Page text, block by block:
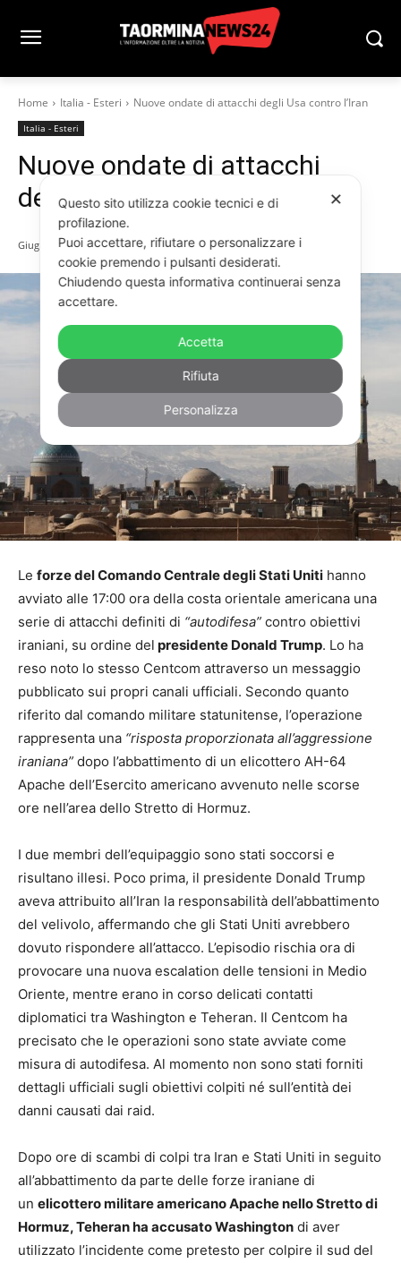
Home Italia - Esteri Nuove ondate di attacchi degli Usa contro l’Iran
Italia - Esteri
Nuove ondate di attacchi
degli Usa contro l’Iran
Giugno 10, 2026
Le forze del Comando Centrale degli Stati Uniti hanno
avviato alle 17:00 ora della costa orientale americana una
serie di attacchi definiti di “autodifesa” contro obiettivi
iraniani, su ordine del presidente Donald Trump. Lo ha
reso noto lo stesso Centcom attraverso un messaggio
pubblicato sui propri canali ufficiali. Secondo quanto
riferito dal comando militare statunitense, l’operazione
rappresenta una “risposta proporzionata all’aggressione
iraniana” dopo l’abbattimento di un elicottero AH-64
Apache dell’Esercito americano avvenuto nelle scorse
ore nell’area dello Stretto di Hormuz.
I due membri dell’equipaggio sono stati soccorsi e
risultano illesi. Poco prima, il presidente Donald Trump
aveva attribuito all’Iran la responsabilità dell’abbattimento
del velivolo, affermando che gli Stati Uniti avrebbero
dovuto rispondere all’attacco. L’episodio rischia ora di
provocare una nuova escalation delle tensioni in Medio
Oriente, mentre erano in corso delicati contatti
diplomatici tra Washington e Teheran. Il Centcom ha
precisato che le operazioni sono state avviate come
misura di autodifesa. Al momento non sono stati forniti
dettagli ufficiali sugli obiettivi colpiti né sull’entità dei
danni causati dai raid.
Dopo ore di scambi di colpi tra Iran e Stati Uniti in seguito
all’abbattimento da parte delle forze iraniane di
un elicottero militare americano Apache nello Stretto di
Hormuz, Teheran ha accusato Washington di aver
utilizzato l’incidente come pretesto per colpire il sud del
✕
Questo sito utilizza cookie tecnici e di
profilazione.
Puoi accettare, rifiutare o personalizzare i
cookie premendo i pulsanti desiderati.
Chiudendo questa informativa continuerai senza
accettare.
Accetta
Rifiuta
Personalizza